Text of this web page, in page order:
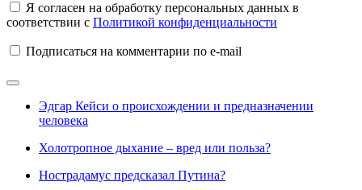
Я согласен на обработку персональных данных в
соответствии с Политикой конфиденциальности
Подписаться на комментарии по e-mail
Эдгар Кейси о происхождении и предназначении
человека
Холотропное дыхание – вред или польза?
Нострадамус предсказал Путина?